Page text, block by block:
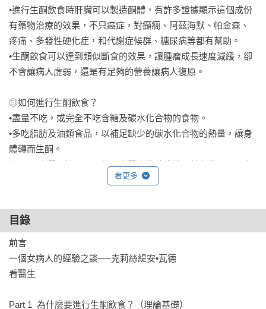
•進行生酮飲食時肝臟可以製造酮體，有許多證據顯示這個成份
有藥物治療的效果，不只癌症，對癲癇、阿茲海默、帕金森、
疼痛、多發性硬化症，和代謝症候群、糖尿病等都有幫助。
•生酮飲食可以達到類似斷食的效果，讓腫瘤成長速度減緩，卻
不會讓病人虛弱，還是有足夠的營養讓病人復原。
◎如何進行生酮飲食？
•盡量不吃，或完全不吃含糖及碳水化合物的食物。
•多吃脂肪及油類食品，以補足缺少的碳水化合物的熱量，讓身
體轉而生酮。
•攝取蛋白質要適量。因為蛋白質也能轉成糖，若主能量以蛋白
質代替，身體無法轉而生酮。
都能提供身體所需的脂肪酸。
•以EFK（蛋白質、脂肪和碳水化合物的比例）為標準選擇適合
生酮的飲食。
◎癌症病患特別需要的養分
油。
看更多
目錄
前言
一個女病人的經驗之談──克莉絲緹安•瓦德
看醫生
Part 1  為什麼要進行生酮飲食？（理論基礎）